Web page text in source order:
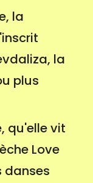
la
la
plus
qu'elle vit
Love
danses